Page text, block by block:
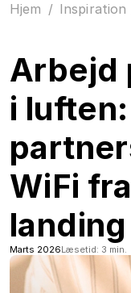
Hjem / Inspiration
Arbejd
i
WiFi
landing
Marts 2026Læsetid: 3 min.